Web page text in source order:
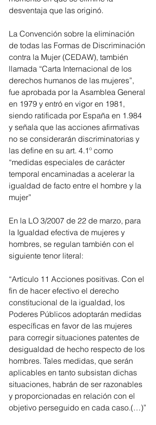
desventaja que las originó.
La Convención sobre la eliminación
de todas las Formas de Discriminación
contra la Mujer (CEDAW), también
llamada “Carta Internacional de los
derechos humanos de las mujeres”,
fue aprobada por la Asamblea General
en 1979 y entró en vigor en 1981,
siendo ratificada por España en 1.984
y señala que las acciones afirmativas
no se considerarán discriminatorias y
las define en su art. 4.1º como
“medidas especiales de carácter
temporal encaminadas a acelerar la
igualdad de facto entre el hombre y la
mujer”
En la LO 3/2007 de 22 de marzo, para
la Igualdad efectiva de mujeres y
hombres, se regulan también con el
siguiente tenor literal:
“Artículo 11 Acciones positivas. Con el
fin de hacer efectivo el derecho
constitucional de la igualdad, los
Poderes Públicos adoptarán medidas
específicas en favor de las mujeres
para corregir situaciones patentes de
desigualdad de hecho respecto de los
hombres. Tales medidas, que serán
aplicables en tanto subsistan dichas
situaciones, habrán de ser razonables
y proporcionadas en relación con el
objetivo perseguido en cada caso.(…)”